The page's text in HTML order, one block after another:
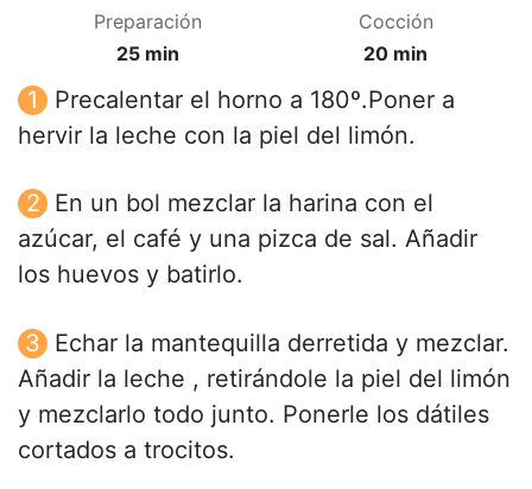
Preparación
25 min
Cocción
20 min
Precalentar el horno a 180º.Poner a
hervir la leche con la piel del limón.
En un bol mezclar la harina con el
azúcar, el café y una pizca de sal. Añadir
los huevos y batirlo.
Echar la mantequilla derretida y mezclar.
Añadir la leche , retirándole la piel del limón
y mezclarlo todo junto. Ponerle los dátiles
cortados a trocitos.